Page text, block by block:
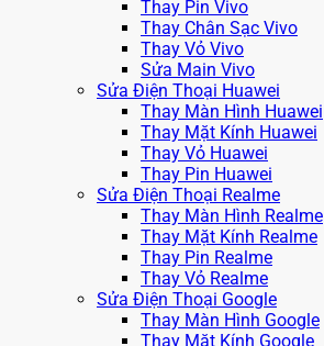
Thay Pin Vivo
Thay Chân Sạc Vivo
Thay Vỏ Vivo
Sửa Main Vivo
Sửa Điện Thoại Huawei
Thay Màn Hình Huawei
Thay Mặt Kính Huawei
Thay Vỏ Huawei
Thay Pin Huawei
Sửa Điện Thoại Realme
Thay Màn Hình Realme
Thay Mặt Kính Realme
Thay Pin Realme
Thay Vỏ Realme
Sửa Điện Thoại Google
Thay Màn Hình Google
Thay Mặt Kính Google